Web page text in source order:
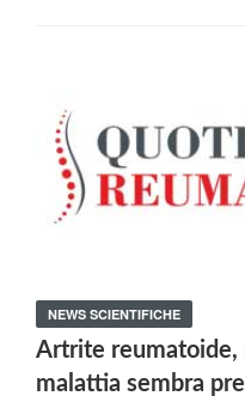
NEWS SCIENTIFICHE
Artrite reumatoide,
malattia sembra